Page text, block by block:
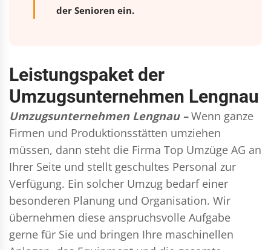
der Senioren ein.
Leistungspaket der
Umzugsunternehmen Lengnau
Umzugsunternehmen Lengnau – Wenn ganze
Firmen und Produktionsstätten umziehen
müssen, dann steht die Firma Top Umzüge AG an
Ihrer Seite und stellt geschultes Personal zur
Verfügung. Ein solcher Umzug bedarf einer
besonderen Planung und Organisation. Wir
übernehmen diese anspruchsvolle Aufgabe
gerne für Sie und bringen Ihre maschinellen